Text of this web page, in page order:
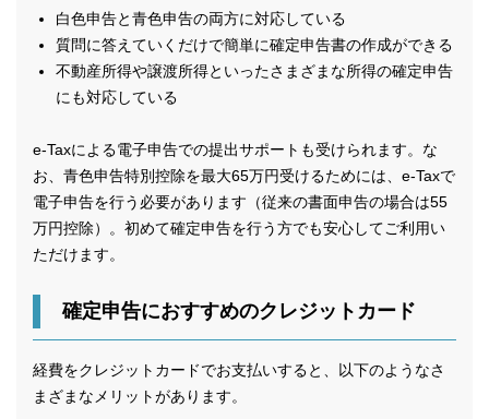
白色申告と青色申告の両方に対応している
質問に答えていくだけで簡単に確定申告書の作成ができる
不動産所得や譲渡所得といったさまざまな所得の確定申告
にも対応している
e-Taxによる電子申告での提出サポートも受けられます。な
お、青色申告特別控除を最大65万円受けるためには、e-Taxで
電子申告を行う必要があります（従来の書面申告の場合は55
万円控除）。初めて確定申告を行う方でも安心してご利用い
ただけます。
確定申告におすすめのクレジットカード
経費をクレジットカードでお支払いすると、以下のようなさ
まざまなメリットがあります。